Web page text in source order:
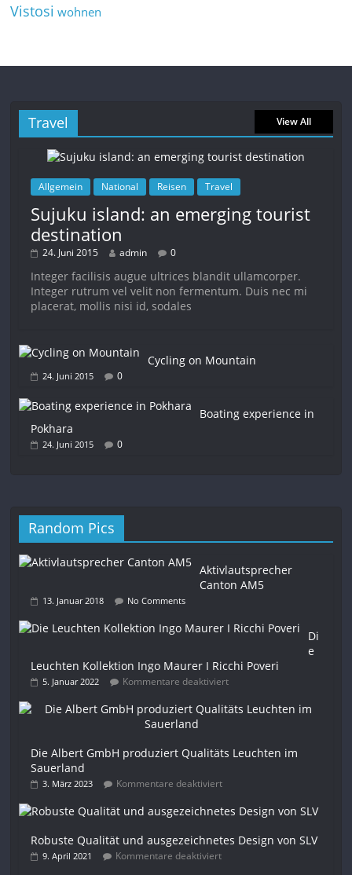
Vistosi wohnen
Travel View All
Allgemein National Reisen Travel
Sujuku island: an emerging tourist
destination
24. Juni 2015 admin 0
Integer facilisis augue ultrices blandit ullamcorper.
Integer rutrum vel velit non fermentum. Duis nec mi
placerat, mollis nisi id, sodales
Cycling on Mountain
24. Juni 2015 0
Boating experience in
Pokhara
24. Juni 2015 0
Random Pics
Aktivlautsprecher
Canton AM5
13. Januar 2018 No Comments
Di
e
Leuchten Kollektion Ingo Maurer I Ricchi Poveri
5. Januar 2022 Kommentare deaktiviert
Die Albert GmbH produziert Qualitäts Leuchten im
Sauerland
3. März 2023 Kommentare deaktiviert
Robuste Qualität und ausgezeichnetes Design von SLV
9. April 2021 Kommentare deaktiviert